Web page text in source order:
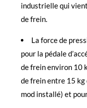
industrielle qui
de frein.
La force de
pour la pédale
de frein environ 10
de frein entre 15 kg
mod installé) et